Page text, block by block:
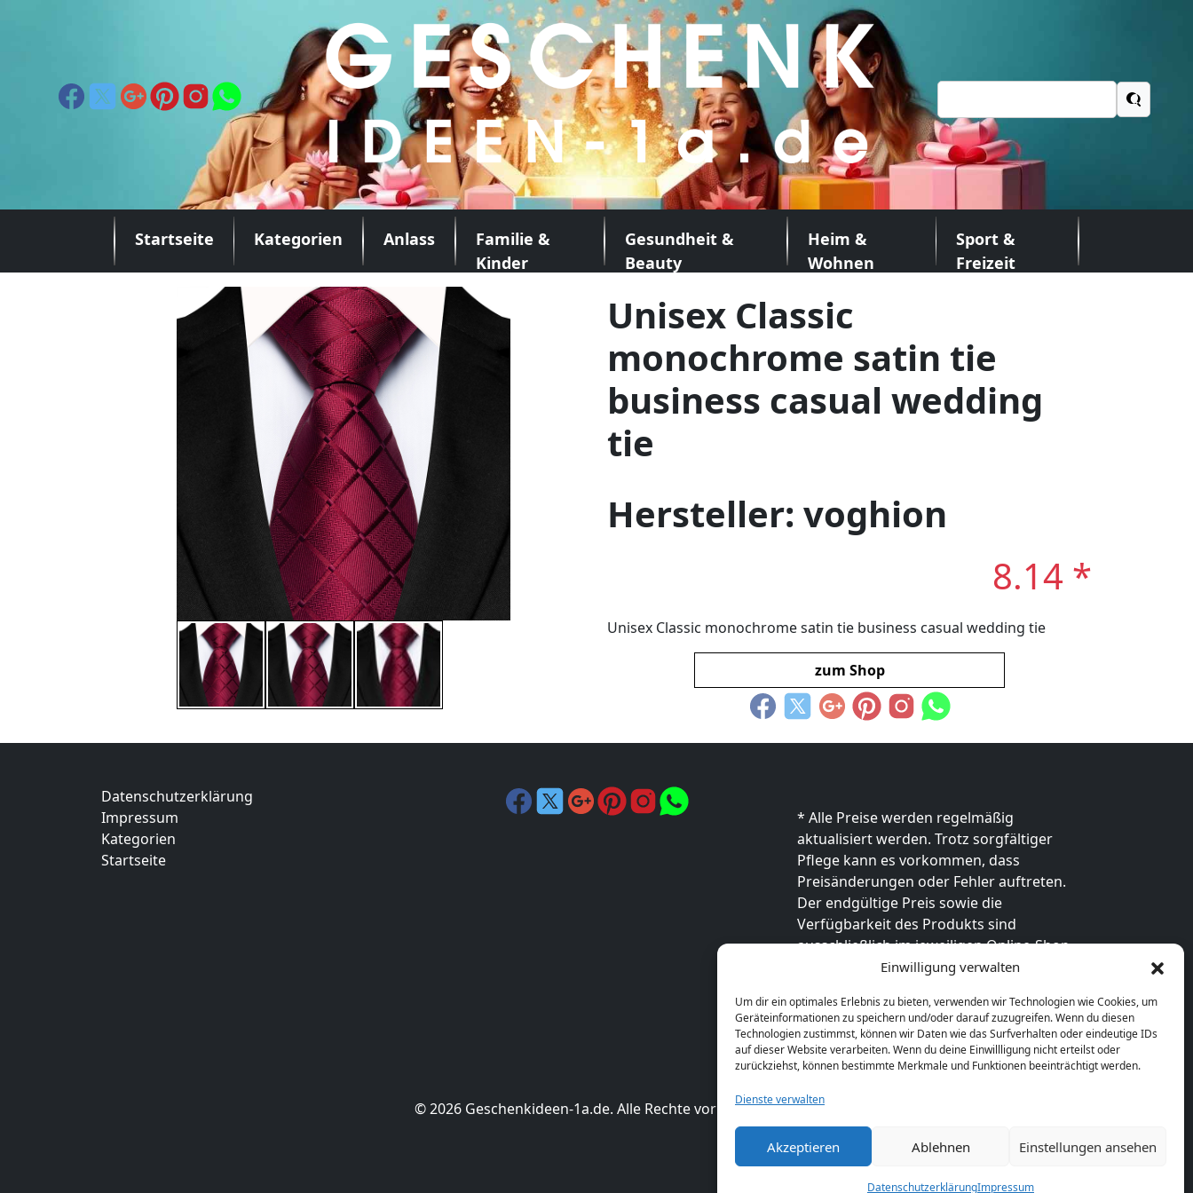
Einwilligung verwalten
Um dir ein optimales Erlebnis zu bieten, verwenden wir Technologien wie Cookies, um
Geräteinformationen zu speichern und/oder darauf zuzugreifen. Wenn du diesen
Technologien zustimmst, können wir Daten wie das Surfverhalten oder eindeutige IDs
auf dieser Website verarbeiten. Wenn du deine Einwillligung nicht erteilst oder
zurückziehst, können bestimmte Merkmale und Funktionen beeinträchtigt werden.
Dienste verwalten
Akzeptieren Ablehnen Einstellungen ansehen
DatenschutzerklärungImpressum
nach:
Startseite Kategorien Anlass
Familie &
Kinder
Gesundheit &
Beauty
Heim &
Wohnen
Sport &
Freizeit
Unisex Classic
monochrome satin tie
business casual wedding
tie
Hersteller: voghion
8.14 *
Unisex Classic monochrome satin tie business casual wedding tie
zum Shop
Datenschutzerklärung
Impressum
Kategorien
Startseite
* Alle Preise werden regelmäßig
aktualisiert werden. Trotz sorgfältiger
Pflege kann es vorkommen, dass
Preisänderungen oder Fehler auftreten.
Der endgültige Preis sowie die
Verfügbarkeit des Produkts sind
ausschließlich im jeweiligen Online-Shop
des Anbieters verbindlich. Bitte
beim Händler.
© 2026 Geschenkideen-1a.de. Alle Rechte vorbehalten.